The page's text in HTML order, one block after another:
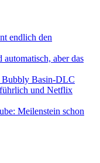
endlich den
aber das
Bubbly Basin-DLC
und Netflix
Meilenstein schon